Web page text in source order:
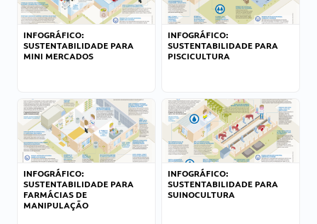
INFOGRÁFICO:
SUSTENTABILIDADE PARA
MINI MERCADOS
INFOGRÁFICO:
SUSTENTABILIDADE PARA
PISCICULTURA
INFOGRÁFICO:
SUSTENTABILIDADE PARA
FARMÁCIAS DE
MANIPULAÇÃO
INFOGRÁFICO:
SUSTENTABILIDADE PARA
SUINOCULTURA